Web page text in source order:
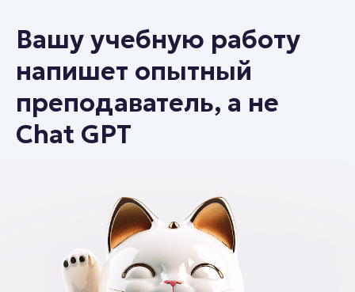
Вашу учебную работу
напишет опытный
преподаватель, а не
Chat GPT